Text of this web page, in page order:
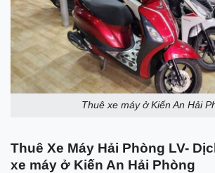
Thuê xe máy ở Kiến An Hải
Thuê Xe Máy Hải Phòng LV-
xe máy ở Kiến An Hải Phòng